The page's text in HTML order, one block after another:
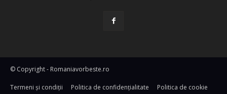
© Copyright - Romaniavorbeste.ro
Termeni și condiţii Politica de confidențialitate Politica de cookie